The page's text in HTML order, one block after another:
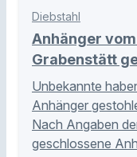
Diebstahl
Anhänger
Grabenstätt
Unbekannte
Anhänger
Nach Angaben
geschlossene